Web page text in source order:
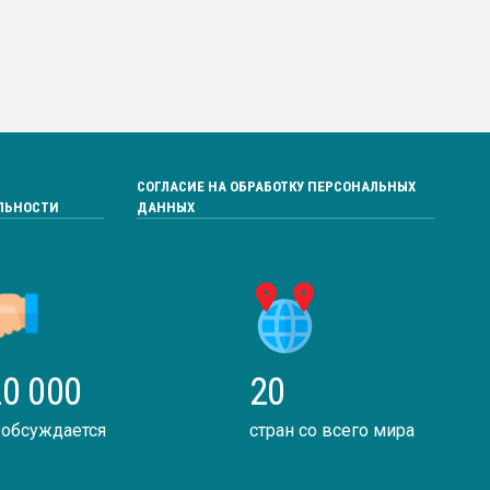
СОГЛАСИЕ НА ОБРАБОТКУ ПЕРСОНАЛЬНЫХ
ДАННЫХ
000 20
стран со всего мира